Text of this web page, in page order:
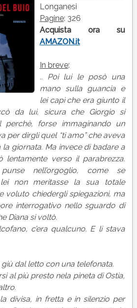
Longanesi
Pagine: 326
Acquista ora su
AMAZON.it
In breve:
.. Poi lui le posò una
mano sulla guancia e
lei capì che era giunto il
da lui, sicura che Giorgio si
perchè, forse immaginando un
per dirgli quel “ti amo” che aveva
giornata. Ma invece di badare a
lentamente verso il parabrezza.
nell’orgoglio, come se
lei non meritasse la sua totale
voluto chiedergli spiegazioni, ma
interrogativo nello sguardo di
Diana si voltò.
c’era qualcuno. E li stava
giù dal letto con una telefonata.
al più presto nela pineta di Ostia,
divisa, in fretta e in silenzio per